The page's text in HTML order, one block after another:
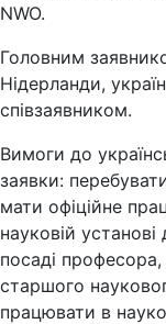
NWO.
Головним
Нідерланди,
співзаявником.
Вимоги до
заявки:
мати офіційне
науковій
посаді
старшого
працювати в